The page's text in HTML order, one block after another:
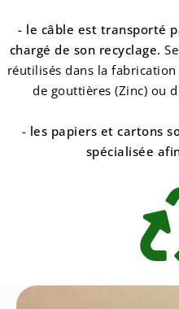
- le câble est transporté
chargé de son recyclage.
réutilisés dans la
de gouttières (Zinc) ou
- les papiers et cartons
spécialisée